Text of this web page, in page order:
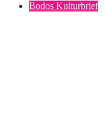
Bodos Kulturbrief